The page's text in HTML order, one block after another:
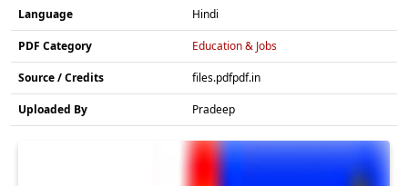
Language Hindi
PDF Category Education & Jobs
Source / Credits files.pdfpdf.in
Uploaded By Pradeep